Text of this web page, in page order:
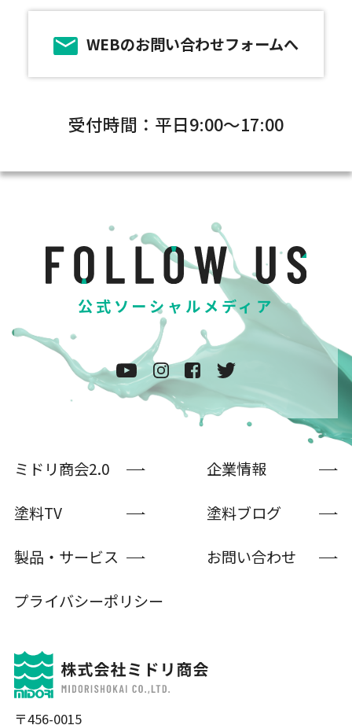
WEBのお問い合わせフォームへ
受付時間：平日9:00～17:00
公式ソーシャルメディア
〒456-0015
ミドリ商会2.0
企業情報
塗料TV
塗料ブログ
製品・サービス
お問い合わせ
プライバシーポリシー